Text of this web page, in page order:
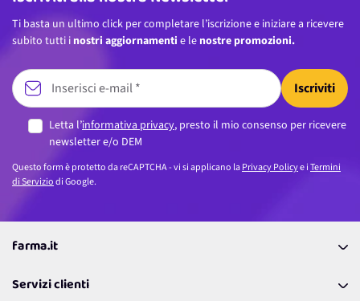
Ti basta un ultimo click per completare l’iscrizione e iniziare a ricevere
subito tutti i nostri aggiornamenti e le nostre promozioni.
Iscriviti
Letta l’informativa privacy, presto il mio consenso per ricevere
newsletter e/o DEM
Questo form è protetto da reCAPTCHA - vi si applicano laPrivacy Policye iTermini
di Serviziodi Google.
farma.it
Coupon
Servizi clienti